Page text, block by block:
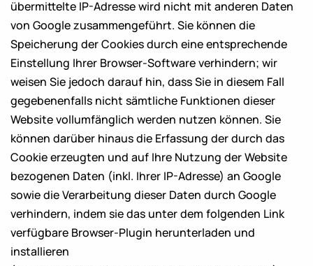
übermittelte IP-Adresse wird nicht mit anderen Daten
von Google zusammengeführt. Sie können die
Speicherung der Cookies durch eine entsprechende
Einstellung Ihrer Browser-Software verhindern; wir
weisen Sie jedoch darauf hin, dass Sie in diesem Fall
gegebenenfalls nicht sämtliche Funktionen dieser
Website vollumfänglich werden nutzen können. Sie
können darüber hinaus die Erfassung der durch das
Cookie erzeugten und auf Ihre Nutzung der Website
bezogenen Daten (inkl. Ihrer IP-Adresse) an Google
sowie die Verarbeitung dieser Daten durch Google
verhindern, indem sie das unter dem folgenden Link
verfügbare Browser-Plugin herunterladen und
installieren